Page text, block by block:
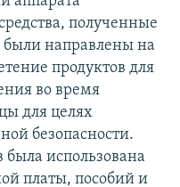
полученные
направлены на
продуктов для
во время
для целях
безопасности.
была использована
платы, пособий и